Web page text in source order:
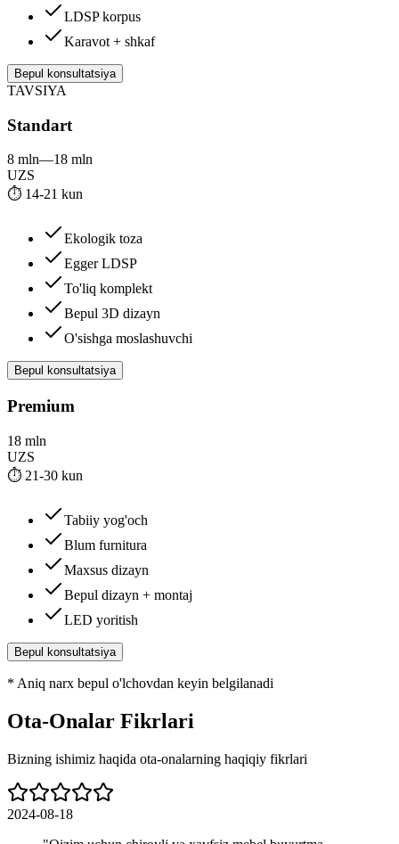
LDSP korpus
Karavot + shkaf
Bepul konsultatsiya
TAVSIYA
Standart
8 mln—18 mln
UZS
⏱ 14-21 kun
Ekologik toza
Egger LDSP
To'liq komplekt
Bepul 3D dizayn
O'sishga moslashuvchi
Bepul konsultatsiya
Premium
18 mln
UZS
⏱ 21-30 kun
Tabiiy yog'och
Blum furnitura
Maxsus dizayn
Bepul dizayn + montaj
LED yoritish
Bepul konsultatsiya
* Aniq narx bepul o'lchovdan keyin belgilanadi
Ota-Onalar Fikrlari
Bizning ishimiz haqida ota-onalarning haqiqiy fikrlari
2024-08-18